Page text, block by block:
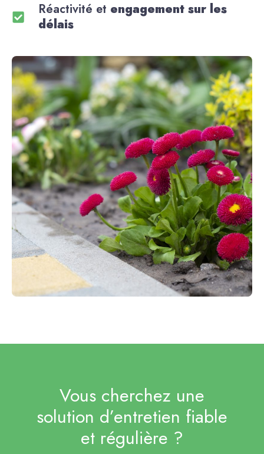
Réactivité et engagement sur les
délais
Vous cherchez une
solution d’entretien fiable
et régulière ?